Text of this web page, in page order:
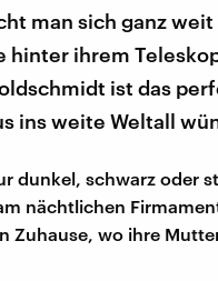
man sich ganz weit
hinter ihrem
ist das
ins weite Weltall
dunkel, schwarz oder
nächtlichen
Zuhause, wo ihre